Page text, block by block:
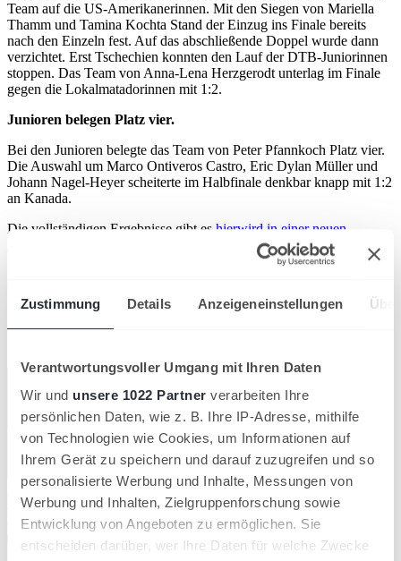
Zustimmung Details Anzeigeneinstellungen
Verantwortungsvoller Umgang mit Ihren Daten
Wir und unsere 1022 Partner verarbeiten Ihre
persönlichen Daten, wie z. B. Ihre IP-Adresse, mithilfe
von Technologien wie Cookies, um Informationen auf
Ihrem Gerät zu speichern und darauf zuzugreifen und so
personalisierte Werbung und Inhalte, Messungen von
Werbung und Inhalten, Zielgruppenforschung sowie
Entwicklung von Angeboten zu ermöglichen. Sie
entscheiden darüber, wer Ihre Daten für welche Zwecke
Team auf die US-Amerikanerinnen. Mit den Siegen von Mariella
Thamm und Tamina Kochta Stand der Einzug ins Finale bereits
nach den Einzeln fest. Auf das abschließende Doppel wurde dann
verzichtet. Erst Tschechien konnten den Lauf der DTB-Juniorinnen
stoppen. Das Team von Anna-Lena Herzgerodt unterlag im Finale
gegen die Lokalmatadorinnen mit 1:2.
Junioren belegen Platz vier.
Bei den Junioren belegte das Team von Peter Pfannkoch Platz vier.
Die Auswahl um Marco Ontiveros Castro, Eric Dylan Müller und
Johann Nagel-Heyer scheiterte im Halbfinale denkbar knapp mit 1:2
an Kanada.
Die vollständigen Ergebnisse gibt es hierwird in einer neuen
Kompaktansicht